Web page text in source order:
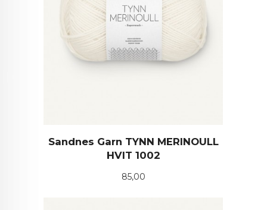
Sandnes Garn TYNN MERINOULL
HVIT 1002
Pris
85,00